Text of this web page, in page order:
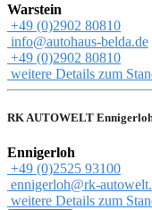
Warstein
+49 (0)2902 80810
info@autohaus-belda.de
+49 (0)2902 80810
weitere Details zum
RK AUTOWELT
Ennigerloh
+49 (0)2525 93100
ennigerloh@rk-
weitere Details zum